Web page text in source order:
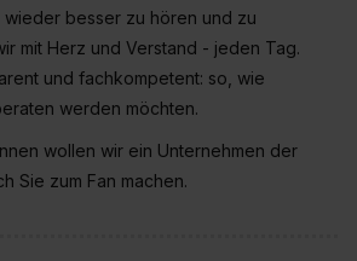
besser zu hören und zu
mit Herz und Verstand - jeden Tag.
und fachkompetent: so, wie
werden möchten.
wollen wir ein Unternehmen der
Sie zum Fan machen.